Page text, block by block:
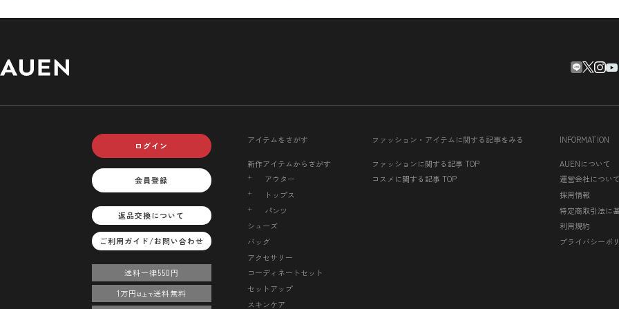
ログイン
会員登録
返品交換について
ご利用ガイド/お問い合わせ
送料一律550円
1万円 以上で送料無料
アイテムをさがす
新作アイテムからさがす
アウター
トップス
パンツ
シューズ
バッグ
アクセサリー
コーディネートセット
セットアップ
スキンケア
ファッション・アイテムに関する記事をみる
ファッションに関する記事 TOP
コスメに関する記事 TOP
INFORMATION
AUENについて
運営会社について
採用情報
特定商取引法に
利用規約
プライバシーポ